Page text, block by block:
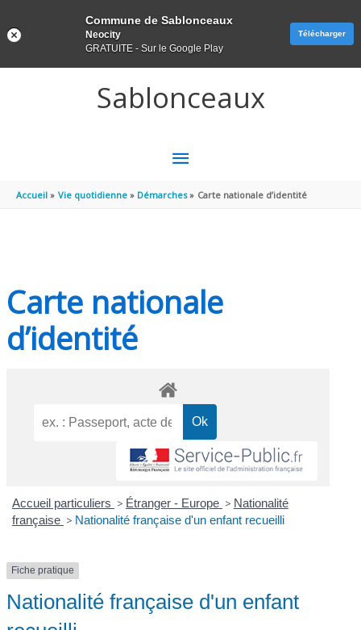
Sablonceaux
MENU
PRINCIPAL
Accueil Vie quotidienne Démarches Carte nationale d’identité
Carte nationale
d’identité
Accueil particuliers > Étranger - Europe > Nationalité
française > Nationalité française d'un enfant recueilli
Fiche pratique
Nationalité française d'un enfant
Commune de Sablonceaux
Neocity
GRATUITE - Sur le Google Play
Télécharger